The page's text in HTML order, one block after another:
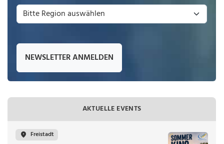
NEWSLETTER ANMELDEN
AKTUELLE EVENTS
Freistadt